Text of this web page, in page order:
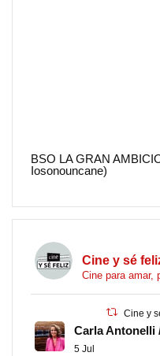
BSO LA GRAN
Iosonouncane)
Cine y sé
Cine para amar,
Cine y
Carla
5 Jul